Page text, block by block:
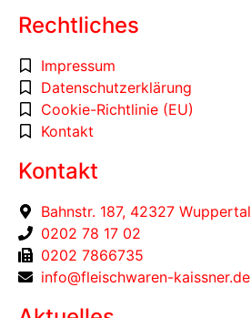
Rechtliches
Impressum
Datenschutzerklärung
Cookie-Richtlinie (EU)
Kontakt
Kontakt
Bahnstr. 187, 42327 Wuppertal
0202 78 17 02
0202 7866735
info@fleischwaren-kaissner.de